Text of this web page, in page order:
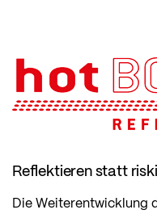
Reflektieren statt
Die Weiterentwicklung